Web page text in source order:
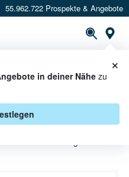
55.962.722 Prospekte & Angebote
in deiner Nähezu
×
& A